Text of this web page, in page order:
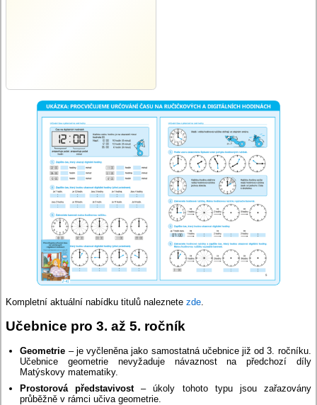
Kompletní aktuální nabídku titulů naleznetezde
Učebnice pro 3. až 5. ročník
Geometrie – je vyčleněna jako samostatná učebnice již od 3. ročníku.
Učebnice geometrie nevyžaduje návaznost na předchozí díly
Matýskovy matematiky.
Prostorová představivost– úkoly tohoto typu jsou zařazovány
průběžně v rámci učiva geometrie.